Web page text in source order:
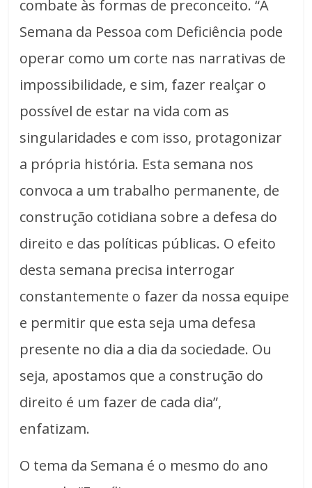
combate às formas de preconceito. “A
Semana da Pessoa com Deficiência pode
operar como um corte nas narrativas de
impossibilidade, e sim, fazer realçar o
possível de estar na vida com as
singularidades e com isso, protagonizar
a própria história. Esta semana nos
convoca a um trabalho permanente, de
construção cotidiana sobre a defesa do
direito e das políticas públicas. O efeito
desta semana precisa interrogar
constantemente o fazer da nossa equipe
e permitir que esta seja uma defesa
presente no dia a dia da sociedade. Ou
seja, apostamos que a construção do
direito é um fazer de cada dia”,
enfatizam.
O tema da Semana é o mesmo do ano